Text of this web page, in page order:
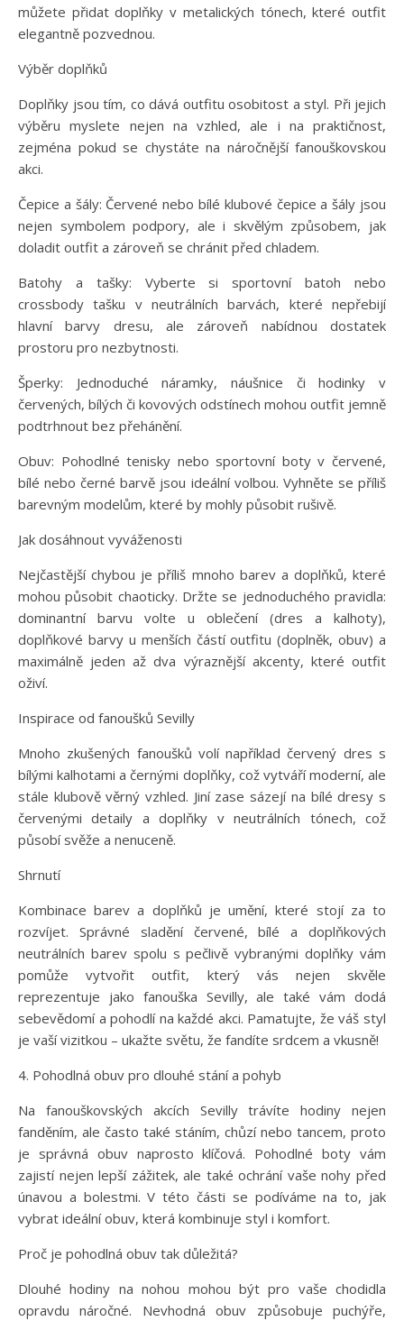
můžete přidat doplňky v metalických tónech, které outfit
elegantně pozvednou.
Výběr doplňků
Doplňky jsou tím, co dává outfitu osobitost a styl. Při jejich
výběru myslete nejen na vzhled, ale i na praktičnost,
zejména pokud se chystáte na náročnější fanouškovskou
akci.
Čepice a šály: Červené nebo bílé klubové čepice a šály jsou
nejen symbolem podpory, ale i skvělým způsobem, jak
doladit outfit a zároveň se chránit před chladem.
Batohy a tašky: Vyberte si sportovní batoh nebo
crossbody tašku v neutrálních barvách, které nepřebijí
hlavní barvy dresu, ale zároveň nabídnou dostatek
prostoru pro nezbytnosti.
Šperky: Jednoduché náramky, náušnice či hodinky v
červených, bílých či kovových odstínech mohou outfit jemně
podtrhnout bez přehánění.
Obuv: Pohodlné tenisky nebo sportovní boty v červené,
bílé nebo černé barvě jsou ideální volbou. Vyhněte se příliš
barevným modelům, které by mohly působit rušivě.
Jak dosáhnout vyváženosti
Nejčastější chybou je příliš mnoho barev a doplňků, které
mohou působit chaoticky. Držte se jednoduchého pravidla:
dominantní barvu volte u oblečení (dres a kalhoty),
doplňkové barvy u menších částí outfitu (doplněk, obuv) a
maximálně jeden až dva výraznější akcenty, které outfit
oživí.
Inspirace od fanoušků Sevilly
Mnoho zkušených fanoušků volí například červený dres s
bílými kalhotami a černými doplňky, což vytváří moderní, ale
stále klubově věrný vzhled. Jiní zase sázejí na bílé dresy s
červenými detaily a doplňky v neutrálních tónech, což
působí svěže a nenuceně.
Shrnutí
Kombinace barev a doplňků je umění, které stojí za to
rozvíjet. Správné sladění červené, bílé a doplňkových
neutrálních barev spolu s pečlivě vybranými doplňky vám
pomůže vytvořit outfit, který vás nejen skvěle
reprezentuje jako fanouška Sevilly, ale také vám dodá
sebevědomí a pohodlí na každé akci. Pamatujte, že váš styl
je vaší vizitkou – ukažte světu, že fandíte srdcem a vkusně!
4. Pohodlná obuv pro dlouhé stání a pohyb
Na fanouškovských akcích Sevilly trávíte hodiny nejen
fanděním, ale často také stáním, chůzí nebo tancem, proto
je správná obuv naprosto klíčová. Pohodlné boty vám
zajistí nejen lepší zážitek, ale také ochrání vaše nohy před
únavou a bolestmi. V této části se podíváme na to, jak
vybrat ideální obuv, která kombinuje styl i komfort.
Proč je pohodlná obuv tak důležitá?
Dlouhé hodiny na nohou mohou být pro vaše chodidla
opravdu náročné. Nevhodná obuv způsobuje puchýře,